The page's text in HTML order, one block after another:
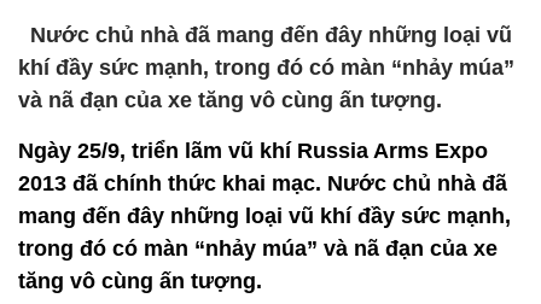
Nước chủ nhà đã mang đến đây những loại vũ
khí đầy sức mạnh, trong đó có màn “nhảy múa”
và nã đạn của xe tăng vô cùng ấn tượng.
Ngày 25/9, triển lãm vũ khí Russia Arms Expo
2013 đã chính thức khai mạc. Nước chủ nhà đã
mang đến đây những loại vũ khí đầy sức mạnh,
trong đó có màn “nhảy múa” và nã đạn của xe
tăng vô cùng ấn tượng.